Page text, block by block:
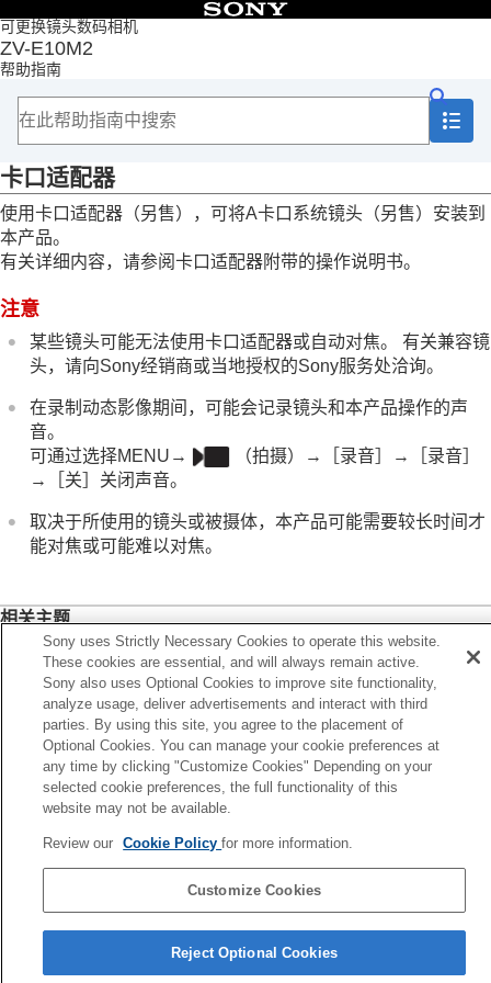
可更换镜头数码相机
ZV-E10M2
帮助指南
目录
首页
如何使用“帮助指南”
检查相机和附件
基本操作
准备相机/基本拍摄操作
从MENU查找功能
使用拍摄功能
自定义相机
改变相机设置
在智能手机上可用的功能
使用电脑
附录
卡口适配器
卡口适配器
LA-EA4卡口适配器
多电池适配器套件
显示屏上的图标列表
规格
商标
许可
如果遇到问题
卡口适配器
使用卡口适配器（另售），可将A卡口系统镜头（另售）安装到
本产品。
有关详细内容，请参阅卡口适配器附带的操作说明书。
注意
某些镜头可能无法使用卡口适配器或自动对焦。 有关兼容镜
头，请向Sony经销商或当地授权的Sony服务处洽询。
在录制动态影像期间，可能会记录镜头和本产品操作的声
音。
可通过选择MENU → （拍摄）→ ［录音］ →
［录音］
→
［关］ 关闭声音。
取决于所使用的镜头或被摄体，本产品可能需要较长时间才
能对焦或可能难以对焦。
相关主题
LA-EA3/LA-EA5卡口适配器
LA-EA4卡口适配器
多接口热靴的音频附件
下一页
语言选择页面
5-061-838-93(4)
Sony uses Strictly Necessary Cookies to operate this website.
These cookies are essential, and will always remain active.
Sony also uses Optional Cookies to improve site functionality,
analyze usage, deliver advertisements and interact with third
parties. By using this site, you agree to the placement of
Optional Cookies. You can manage your cookie preferences at
any time by clicking "Customize Cookies" Depending on your
selected cookie preferences, the full functionality of this
website may not be available.
Review our Cookie Policyfor more information.
Customize Cookies
Reject Optional Cookies